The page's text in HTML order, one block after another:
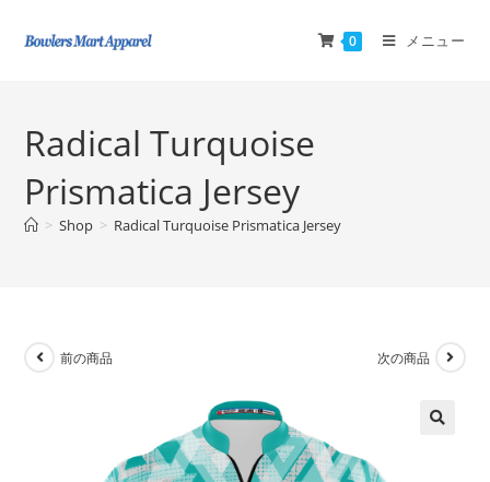
0 メニュー
Radical Turquoise
Prismatica Jersey
> Shop > Radical Turquoise Prismatica Jersey
前の商品 次の商品